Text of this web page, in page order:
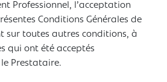
Professionnel, l’acceptation
Conditions Générales de
sur toutes autres conditions, à
qui ont été acceptés
Prestataire.